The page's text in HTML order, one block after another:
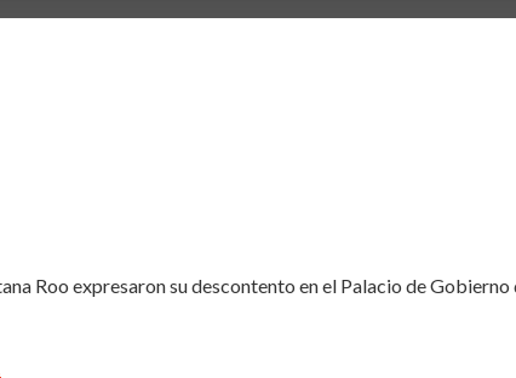
Roo expresaron su descontento en el Palacio de